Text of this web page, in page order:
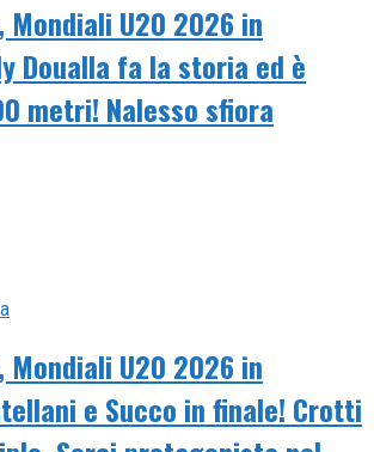
Mondiali U20 2026 in
Doualla fa la storia ed è
metri! Nalesso sfiora
Mondiali U20 2026 in
e Succo in finale! Crotti